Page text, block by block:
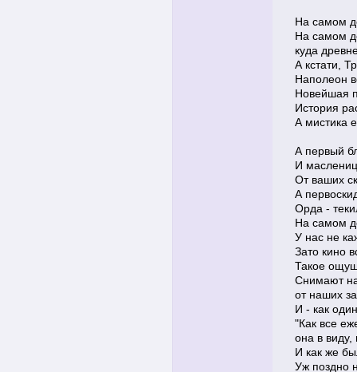
На самом
На самом
куда
А кстати,
Наполеон
Новейшая
История
А мистика
А первый
И
От ваших
А
Орда -
На самом
У нас не
Зато кино
Такое
Снимают
от наших
И - как
"Как все
она в виду,
И как же
Уж поздно